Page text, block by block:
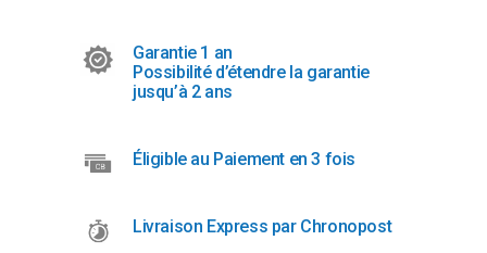
Garantie 1 an
Possibilité d’étendre la garantie
jusqu’à 2 ans
Éligible au Paiement en 3 fois
Livraison Express par Chronopost